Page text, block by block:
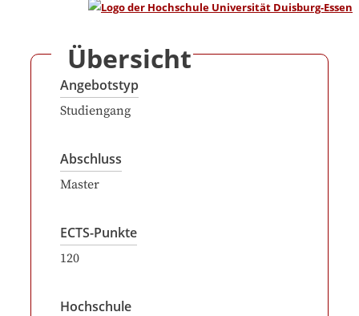
Übersicht
Angebotstyp
Studiengang
Abschluss
Master
ECTS-Punkte
120
Hochschule